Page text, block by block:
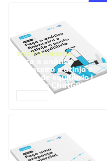
GESTÃO FINANCEIRA
Faça a análise
financeira e atinja o
ponto de equilíbrio |
Prompts ChatGPT